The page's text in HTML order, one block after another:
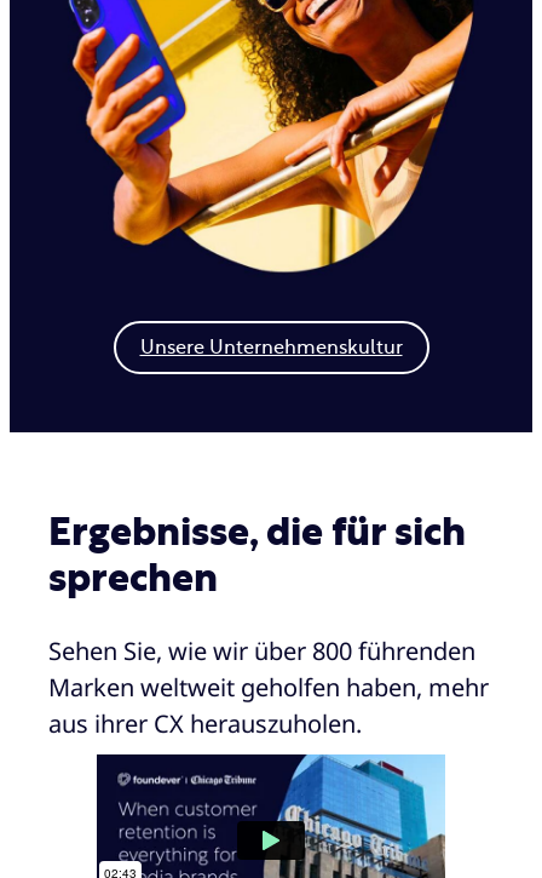
Unsere Unternehmenskultur
Ergebnisse, die für sich
sprechen
Sehen Sie, wie wir über 800 führenden
Marken weltweit geholfen haben, mehr
aus ihrer CX herauszuholen.